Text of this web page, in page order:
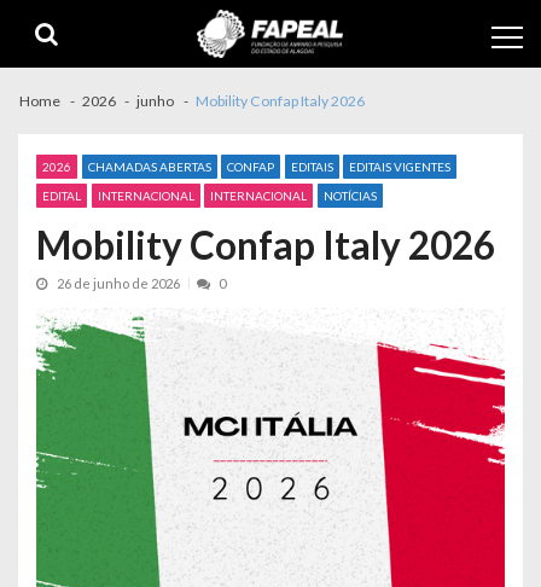
navigation
content
Home 2026 junho Mobility Confap Italy 2026
2026 CHAMADAS ABERTAS CONFAP EDITAIS
EDITAIS VIGENTES
EDITAL
INTERNACIONAL INTERNACIONAL NOTÍCIAS
Mobility Confap Italy 2026
26 de junho de 2026 0